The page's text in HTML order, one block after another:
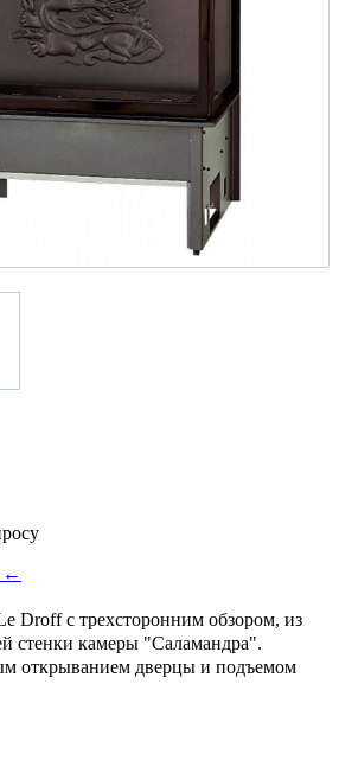
←
Droff с трехсторонним обзором, из
стенки камеры "Саламандра".
открыванием дверцы и подъемом